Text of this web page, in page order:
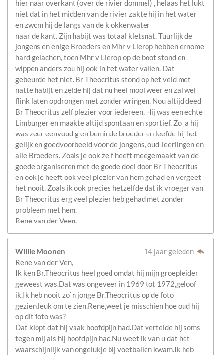
hier naar overkant (over de rivier dommel) , helaas het lukt
niet dat in het midden van de rivier zakte hij in het water
en zwom hij de langs van de klokkenwater
naar de kant. Zijn habijt was totaal kletsnat. Tuurlijk de
jongens en enige Broeders en Mhr v Lierop hebben ernome
hard gelachen, toen Mhr v Lierop op de boot stond en
wippen anders zou hij ook in het water vallen. Dat
gebeurde het niet. Br Theocritus stond op het veld met
natte habijt en zeide hij dat nu heel mooi weer en zal wel
flink laten opdrongen met zonder wringen. Nou altijd deed
Br Theocritus zelf plezier voor iedereen. Hij was een echte
Limburger en maakte altijd spontaan en sportief. Zo ja hij
was zeer eenvoudig en beminde broeder en leefde hij het
gelijk en goedvoorbeeld voor de jongens, oud-leerlingen en
alle Broeders. Zoals je ook zelf heeft meegemaakt van de
goede organiseren met de goede doel door Br Theocritus
en ook je heeft ook veel plezier van hem gehad en vergeet
het nooit. Zoals ik ook precies hetzelfde dat ik vroeger van
Br Theocritus erg veel plezier heb gehad met zonder
probleem met hem.
Rene van der Veen.
Willie Moonen
14 jaar geleden
Rene van der Ven,
Ik ken Br.Theocritus heel goed omdat hij mijn groepleider
geweest was.Dat was ongeveer in 1969 tot 1972,geloof
ik.Ik heb nooit zo`n jonge Br.Theocritus op de foto
gezien,leuk om te zien.Rene,weet je misschien hoe oud hij
op dit foto was?
Dat klopt dat hij vaak hoofdpijn had.Dat vertelde hij soms
tegen mij als hij hoofdpijn had.Nu weet ik van u dat het
waarschijnlijk van ongelukje bij voetballen kwam.Ik heb